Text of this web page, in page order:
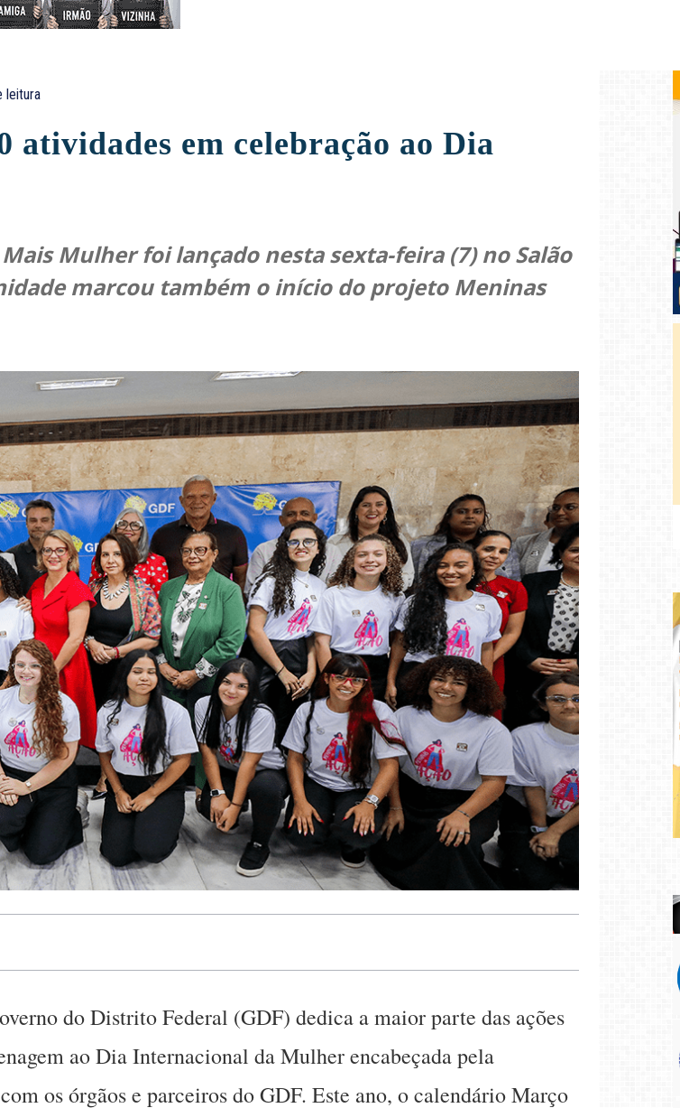
leitura
atividades em celebração ao Dia
Mulher foi lançado nesta sexta-feira (7) no Salão
marcou também o início do projeto Meninas
do Distrito Federal (GDF) dedica a maior parte das ações
ao Dia Internacional da Mulher encabeçada pela
os órgãos e parceiros do GDF. Este ano, o calendário Março